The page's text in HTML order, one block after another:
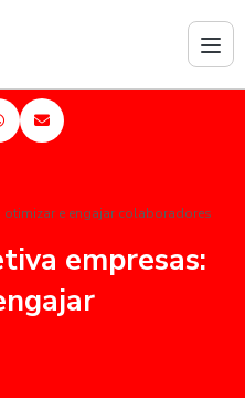
e engajar colaboradores
empresas: